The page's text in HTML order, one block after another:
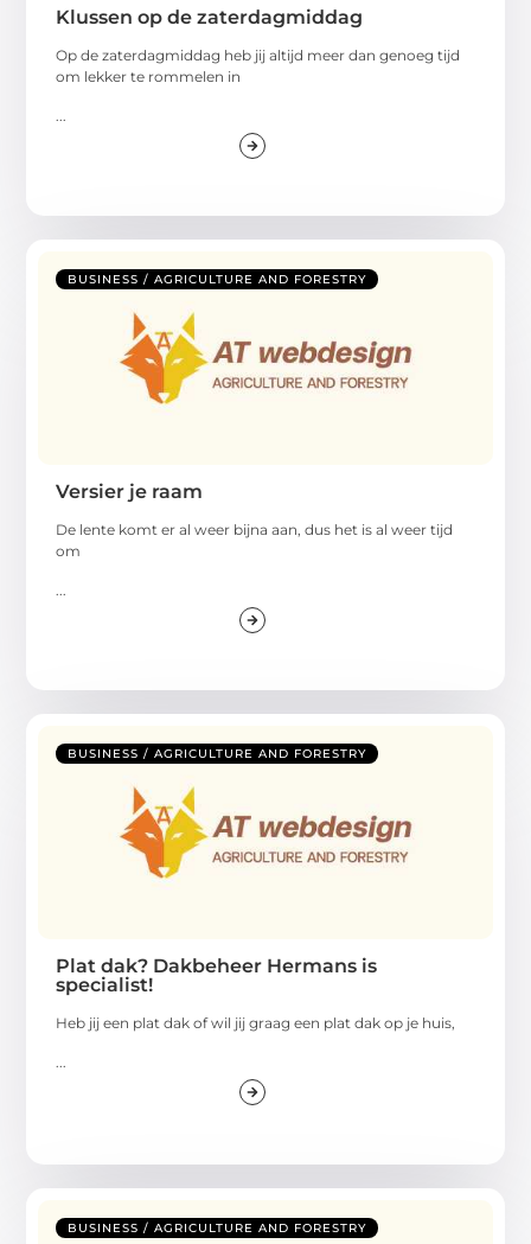
Klussen op de zaterdagmiddag
Op de zaterdagmiddag heb jij altijd meer dan genoeg tijd
om lekker te rommelen in
BUSINESS / AGRICULTURE AND FORESTRY
Versier je raam
De lente komt er al weer bijna aan, dus het is al weer tijd
om
BUSINESS / AGRICULTURE AND FORESTRY
Plat dak? Dakbeheer Hermans is
specialist!
Heb jij een plat dak of wil jij graag een plat dak op je huis,
BUSINESS / AGRICULTURE AND FORESTRY